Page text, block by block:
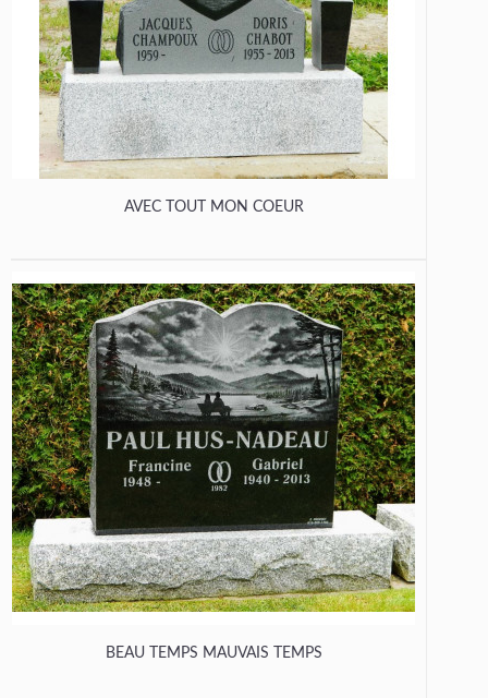
AVEC TOUT MON COEUR
BEAU TEMPS MAUVAIS TEMPS